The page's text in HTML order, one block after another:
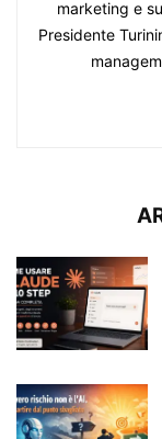
marketing e
Presidente